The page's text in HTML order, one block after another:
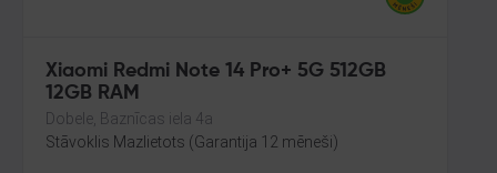
Xiaomi Redmi Note 14 Pro+ 5G 512GB
12GB RAM
Dobele, Baznīcas iela 4a
Stāvoklis Mazlietots (Garantija 12 mēneši)